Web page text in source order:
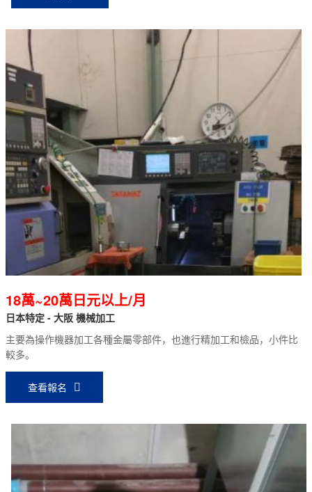
18萬~20萬日元以上/月
日本特定 - 大阪 機械加工
主要為操作機器加工各種金屬零部件，也進行精加工和檢品，小件比
較多。
查看報名